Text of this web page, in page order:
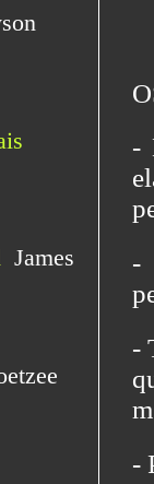
-
-
-
-